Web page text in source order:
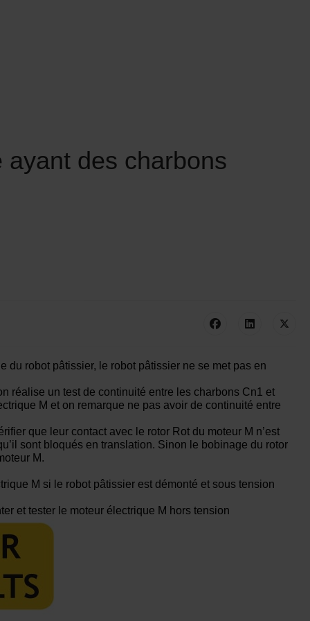
des charbons
du robot pâtissier, le robot pâtissier ne se met pas en
réalise un test de continuité entre les charbons Cn1 et
M et on remarque ne pas avoir de continuité entre
que leur contact avec le rotor Rot du moteur M n’est
sont bloqués en translation. Sinon le bobinage du rotor
M.
M si le robot pâtissier est démonté et sous tension
et tester le moteur électrique M hors tension